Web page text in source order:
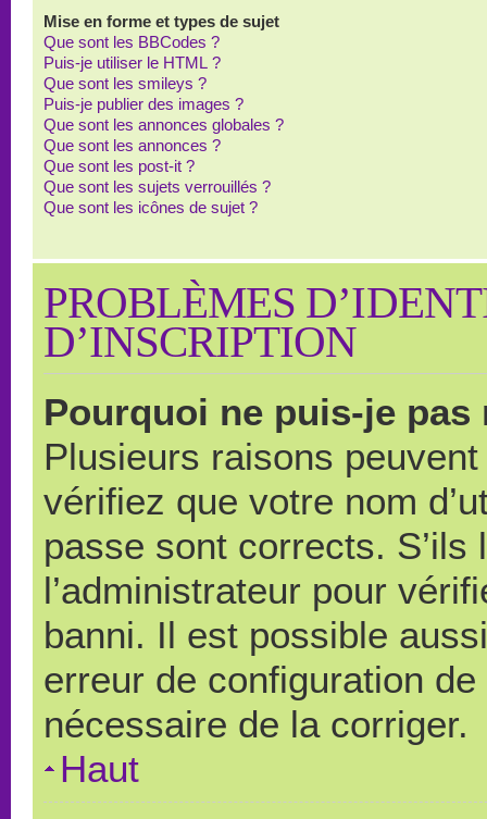
Mise en forme et types de sujet
Que sont les BBCodes ?
Puis-je utiliser le HTML ?
Que sont les smileys ?
Puis-je publier des images ?
Que sont les annonces globales ?
Que sont les annonces ?
Que sont les post-it ?
Que sont les sujets verrouillés ?
Que sont les icônes de sujet ?
PROBLÈMES
D’INSCRIPTION
Pourquoi ne puis-je pas
Plusieurs raisons
vérifiez que votre nom
passe sont corrects.
l’administrateur pour
banni. Il est possible
erreur de configuration
nécessaire de la corriger.
Haut